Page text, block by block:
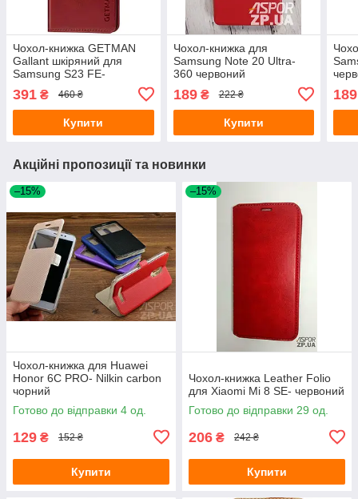
Чохол-книжка GETMAN
Gallant шкіряний для
Samsung S23 FE-
391 ₴ 460 ₴
Купити
Чохол-книжка для
Samsung Note 20 Ultra-
360 червоний
189₴ 222 ₴
Купити
189
Акційні пропозиції та новинки
–15%
Чохол-книжка для Huawei
Honor 6C PRO- Nilkin carbon
чорний
Готово до відправки 4 од.
129 ₴ 152 ₴
Купити
–15%
Чохол-книжка Leather Folio
для Xiaomi Mi 8 SE- червоний
Готово до відправки 29 од.
206 ₴ 242 ₴
Купити